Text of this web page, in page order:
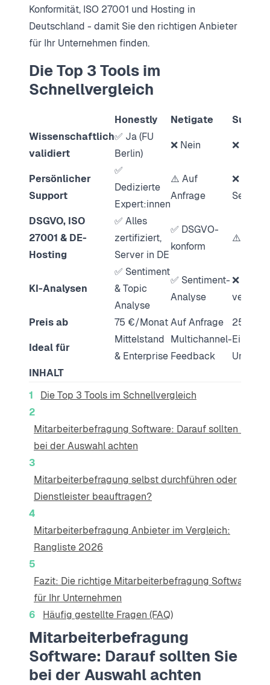
Konformität, ISO 27001 und Hosting in
Deutschland - damit Sie den richtigen Anbieter
für Ihr Unternehmen finden.
Die Top 3 Tools im
Schnellvergleich
Honestly Netigate
Wissenschaftlich
validiert
✅ Ja (FU
Berlin)
❌ Nein ❌ Nein
Persönlicher
Support
✅
Dedizierte
Expert:innen
⚠️ Auf
Anfrage
❌ Nur
Service
DSGVO, ISO
27001 & DE-
Hosting
✅ Alles
zertifiziert,
Server in DE
✅ DSGVO-
konform
⚠️ US-
KI-Analysen
✅ Sentiment
& Topic
Analyse
✅ Sentiment-
Analyse
❌ Nicht
Preis ab
75 €/MonatAuf Anfrage
25 $/
Ideal für
Mittelstand
& Enterprise
Multichannel-
Feedback
Einfache
INHALT
Die Top 3 Tools im Schnellvergleich
Mitarbeiterbefragung Software: Darauf sollten Sie
bei der Auswahl achten
Mitarbeiterbefragung selbst durchführen oder
Dienstleister beauftragen?
Mitarbeiterbefragung Anbieter im Vergleich:
Rangliste 2026
Fazit: Die richtige Mitarbeiterbefragung Software
für Ihr Unternehmen
Häufig gestellte Fragen (FAQ)
Mitarbeiterbefragung
Software: Darauf sollten Sie
bei der Auswahl achten